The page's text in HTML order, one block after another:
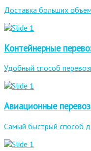
Доставка больших
Контейнерные
Удобный способ
Авиационные
Самый быстрый способ